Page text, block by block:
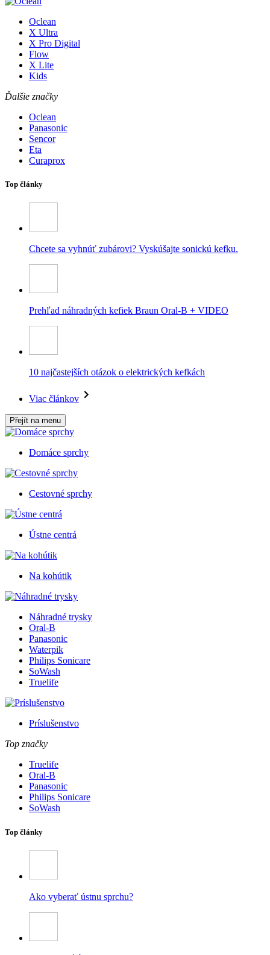
Oclean
X Ultra
X Pro Digital
Flow
X Lite
Kids
Ďalšie značky
Oclean
Panasonic
Sencor
Eta
Curaprox
Top články
Chcete sa vyhnúť zubárovi? Vyskúšajte sonickú kefku.
Prehľad náhradných kefiek Braun Oral-B + VIDEO
10 najčastejších otázok o elektrických kefkách
Viac článkov
Přejít na menu
Domáce sprchy
Cestovné sprchy
Ústne centrá
Na kohútik
Náhradné trysky
Oral-B
Panasonic
Waterpik
Philips Sonicare
SoWash
Truelife
Príslušenstvo
Top značky
Truelife
Oral-B
Panasonic
Philips Sonicare
SoWash
Top články
Ako vyberať ústnu sprchu?